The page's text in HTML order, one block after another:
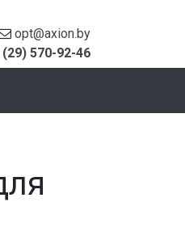
opt@axion.by
(29) 570-92-46